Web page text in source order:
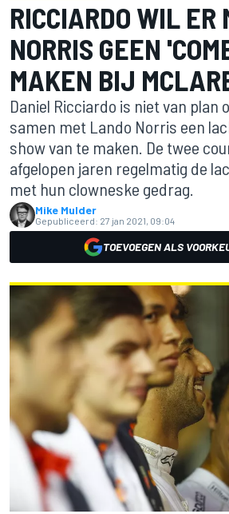
RICCIARDO WIL ER
NORRIS GEEN
MAKEN BIJ
Daniel Ricciardo is niet van plan
samen met Lando Norris een
show van te maken. De twee
afgelopen jaren regelmatig de
met hun clowneske gedrag.
Mike Mulder
Gepubliceerd: 27 jan 2021, 09:04
TOEVOEGEN ALS